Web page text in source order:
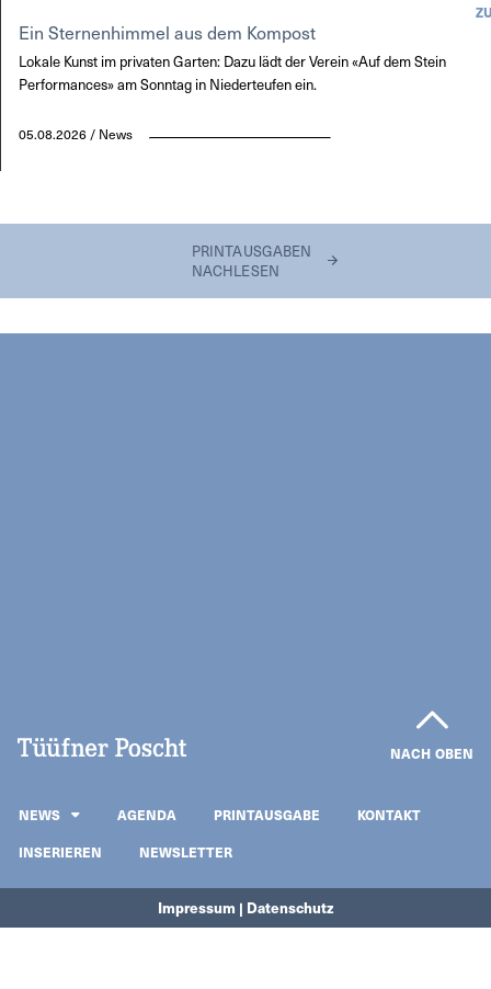
Ein Sternenhimmel aus dem Kompost
Lokale Kunst im privaten Garten: Dazu lädt der Verein «Auf dem Stein
Performances» am Sonntag in Niederteufen ein.
05.08.2026 / News
PRINTAUSGABEN
NACHLESEN
NACH OBEN
NEWS AGENDA PRINTAUSGABE
KONTAKT
INSERIEREN
NEWSLETTER
Impressum | Datenschutz